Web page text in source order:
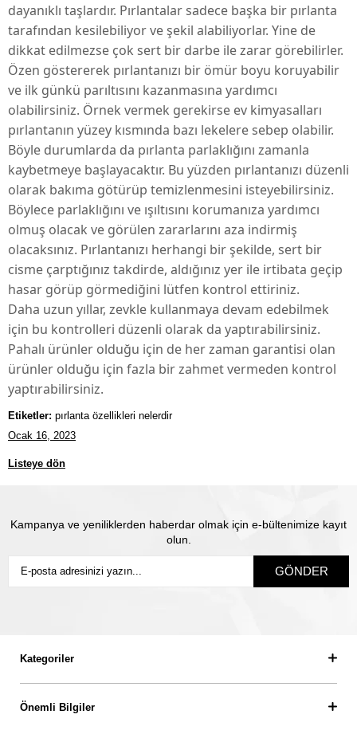
dayanıklı taşlardır. Pırlantalar sadece başka bir pırlanta
tarafından kesilebiliyor ve şekil alabiliyorlar. Yine de
dikkat edilmezse çok sert bir darbe ile zarar görebilirler.
Özen göstererek pırlantanızı bir ömür boyu koruyabilir
ve ilk günkü parıltısını kazanmasına yardımcı
olabilirsiniz. Örnek vermek gerekirse ev kimyasalları
pırlantanın yüzey kısmında bazı lekelere sebep olabilir.
Böyle durumlarda da pırlanta parlaklığını zamanla
kaybetmeye başlayacaktır. Bu yüzden pırlantanızı düzenli
olarak bakıma götürüp temizlenmesini isteyebilirsiniz.
Böylece parlaklığını ve ışıltısını korumanıza yardımcı
olmuş olacak ve görülen zararlarını aza indirmiş
olacaksınız. Pırlantanızı herhangi bir şekilde, sert bir
cisme çarptığınız takdirde, aldığınız yer ile irtibata geçip
hasar görüp görmediğini lütfen kontrol ettiriniz.
Daha uzun yıllar, zevkle kullanmaya devam edebilmek
için bu kontrolleri düzenli olarak da yaptırabilirsiniz.
Pahalı ürünler olduğu için de her zaman garantisi olan
ürünler olduğu için fazla bir zahmet vermeden kontrol
yaptırabilirsiniz.
Etiketler: pırlanta özellikleri nelerdir
Ocak 16, 2023
Listeye dön
Kampanya ve yeniliklerden haberdar olmak için e-bültenimize kayıt
olun.
GÖNDER
Kategoriler
Önemli Bilgiler